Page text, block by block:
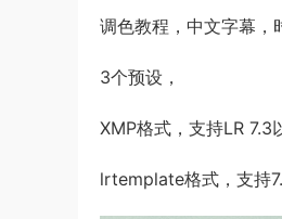
调色教程，中文字幕，
3个预设，
XMP格式，支持LR 7.3
lrtemplate格式，支持